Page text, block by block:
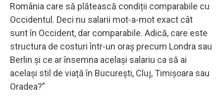
România care să plătească condiții comparabile cu
Occidentul. Deci nu salarii mot-a-mot exact cât
sunt în Occident, dar comparabile. Adică, care este
structura de costuri într-un oraș precum Londra sau
Berlin și ce ar însemna același salariu ca să ai
același stil de viață în București, Cluj, Timișoara sau
Oradea?”